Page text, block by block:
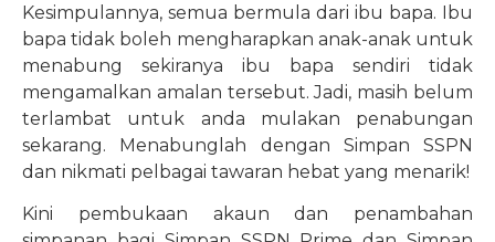
Kesimpulannya, semua bermula dari ibu bapa. Ibu
bapa tidak boleh mengharapkan anak-anak untuk
menabung sekiranya ibu bapa sendiri tidak
mengamalkan amalan tersebut. Jadi, masih belum
terlambat untuk anda mulakan penabungan
sekarang. Menabunglah dengan Simpan SSPN
dan nikmati pelbagai tawaran hebat yang menarik!
Kini pembukaan akaun dan penambahan